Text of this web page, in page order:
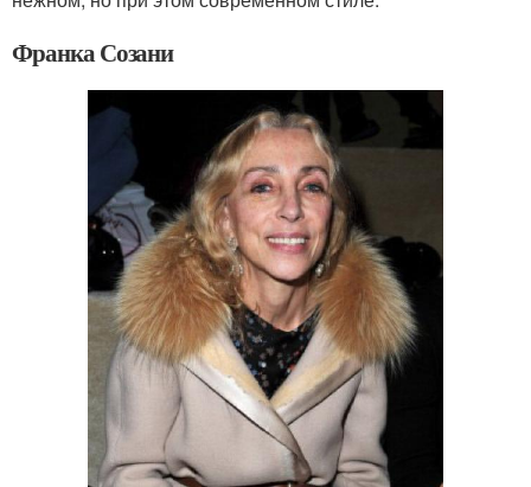
Франка Созани